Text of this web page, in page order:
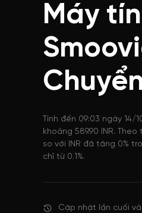
Máy
Tính đến 09:03 ngày 14/
khoảng 589.90 INR.
so với INR đã tăng 0%
chỉ từ 0.1%.
Cập nhật lần cuối